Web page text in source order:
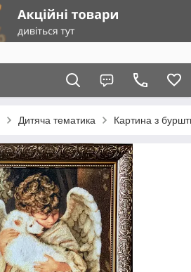
Дитяча тематика Картина з